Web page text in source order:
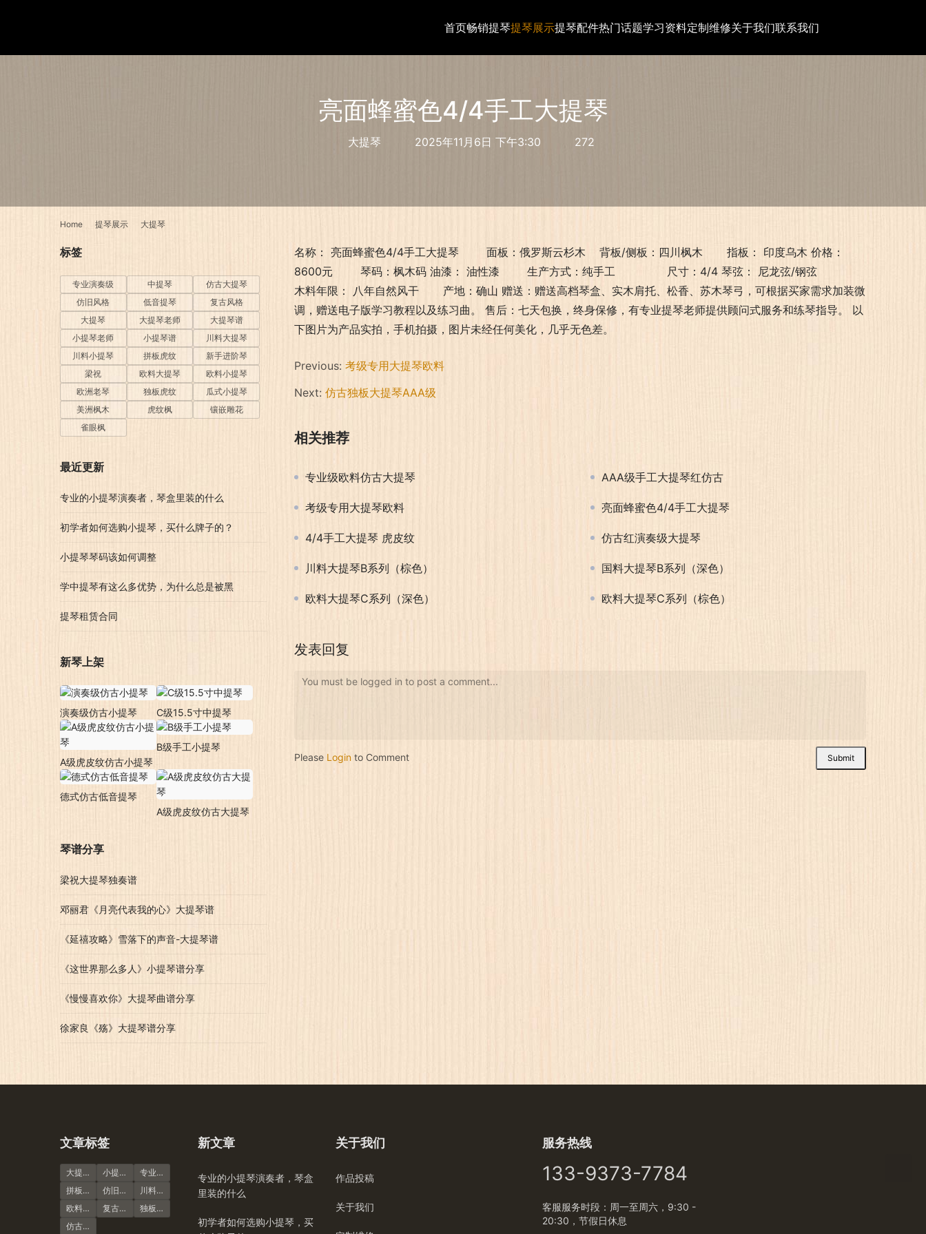
首页畅销提琴提琴展示提琴配件热门话题学习资料定制维修关于我们联系我们
亮面蜂蜜色4/4手工大提琴
大提琴 2025年11月6日 下午3:30 272
Home 提琴展示 大提琴
名称： 亮面蜂蜜色4/4手工大提琴 面板：俄罗斯云杉木 背板/侧板：四川枫木 指板： 印度乌木 价格：
8600元 琴码：枫木码 油漆： 油性漆 生产方式：纯手工 尺寸：4/4 琴弦： 尼龙弦/钢弦
木料年限： 八年自然风干 产地：确山 赠送：赠送高档琴盒、实木肩托、松香、苏木琴弓，可根据买家需求加装微
调，赠送电子版学习教程以及练习曲。 售后：七天包换，终身保修，有专业提琴老师提供顾问式服务和练琴指导。 以
下图片为产品实拍，手机拍摄，图片未经任何美化，几乎无色差。
Previous: 考级专用大提琴欧料
Next: 仿古独板大提琴AAA级
相关推荐
专业级欧料仿古大提琴 AAA级手工大提琴红仿古
考级专用大提琴欧料 亮面蜂蜜色4/4手工大提琴
4/4手工大提琴 虎皮纹 仿古红演奏级大提琴
川料大提琴B系列（棕色） 国料大提琴B系列（深色）
欧料大提琴C系列（深色） 欧料大提琴C系列（棕色）
发表回复
You must be logged in to post a comment...
Please Login to Comment Submit
标签
专业演奏级 中提琴
仿古大提琴
仿旧风格
低音提琴
复古风格
大提琴
大提琴老师
大提琴谱
小提琴老师
小提琴谱
川料大提琴
川料小提琴
拼板虎纹
新手进阶琴
梁祝
欧料大提琴
欧料小提琴
欧洲老琴
独板虎纹
瓜式小提琴
美洲枫木
虎纹枫
镶嵌雕花
雀眼枫
最近更新
专业的小提琴演奏者，琴盒里装的什么
初学者如何选购小提琴，买什么牌子的？
小提琴琴码该如何调整
学中提琴有这么多优势，为什么总是被黑
提琴租赁合同
新琴上架
演奏级仿古小提琴 C级15.5寸中提琴
A级虎皮纹仿古小提琴
B级手工小提琴
德式仿古低音提琴
A级虎皮纹仿古大提琴
琴谱分享
梁祝大提琴独奏谱
邓丽君《月亮代表我的心》大提琴谱
《延禧攻略》雪落下的声音-大提琴谱
《这世界那么多人》小提琴谱分享
《慢慢喜欢你》大提琴曲谱分享
徐家良《殇》大提琴谱分享
文章标签
大提琴 小提琴谱
专业演奏级
拼板虎纹
仿旧风格
川料小提琴
欧料小提琴
复古风格
独板虎纹
仿古大提琴
新文章
专业的小提琴演奏者，琴盒
里装的什么
初学者如何选购小提琴，买
关于我们
作品投稿
关于我们
服务热线
133-9373-7784
客服服务时段：周一至周六，9:30 -
20:30，节假日休息